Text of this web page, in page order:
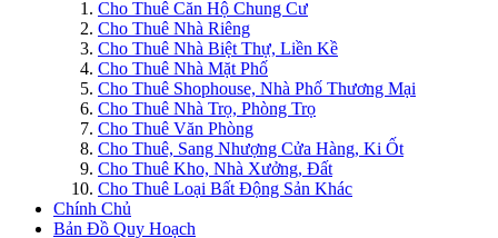
Cho Thuê Căn Hộ Chung Cư
Cho Thuê Nhà Riêng
Cho Thuê Nhà Biệt Thự, Liền Kề
Cho Thuê Nhà Mặt Phố
Cho Thuê Shophouse, Nhà Phố Thương Mại
Cho Thuê Nhà Trọ, Phòng Trọ
Cho Thuê Văn Phòng
Cho Thuê, Sang Nhượng Cửa Hàng, Ki Ốt
Cho Thuê Kho, Nhà Xưởng, Đất
Cho Thuê Loại Bất Động Sản Khác
Chính Chủ
Bản Đồ Quy Hoạch